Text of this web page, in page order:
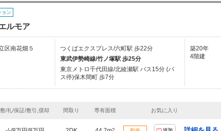
ョン
ルモア
区南花畑５
つくばエクスプレス/六町駅 歩22分
東武伊勢崎線/竹ノ塚駅 歩25分
東京メトロ千代田線/北綾瀬駅 バス15分 (バ
ス停)保木間町 歩7分
築20年
4階建
敷/礼/保証/敷引,償却 間取り 専有面積 お気に入り
2